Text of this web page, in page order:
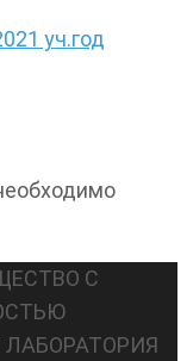
уч.год
С